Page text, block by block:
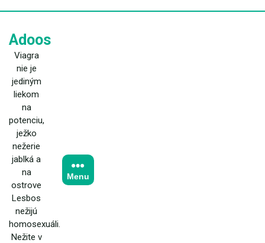
content
Adoos
Viagra
nie je
jediným
liekom
na
potenciu,
ježko
nežerie
jablká a
na
ostrove
Lesbos
nežijú
homosexuáli.
Nežite v
Menu